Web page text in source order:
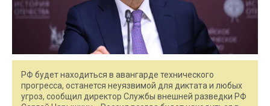
РФ будет находиться в авангарде технического
прогресса, останется неуязвимой для диктата и любых
угроз, сообщил директор Службы внешней разведки РФ